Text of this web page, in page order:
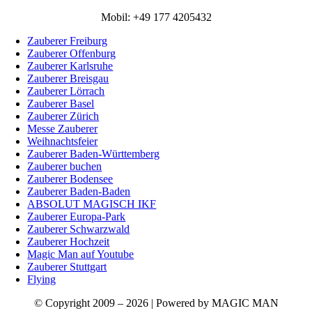
Mobil: +49 177 4205432
Zauberer Freiburg
Zauberer Offenburg
Zauberer Karlsruhe
Zauberer Breisgau
Zauberer Lörrach
Zauberer Basel
Zauberer Zürich
Messe Zauberer
Weihnachtsfeier
Zauberer Baden-Württemberg
Zauberer buchen
Zauberer Bodensee
Zauberer Baden-Baden
ABSOLUT MAGISCH IKF
Zauberer Europa-Park
Zauberer Schwarzwald
Zauberer Hochzeit
Magic Man auf Youtube
Zauberer Stuttgart
Flying
© Copyright 2009 – 2026 | Powered by MAGIC MAN